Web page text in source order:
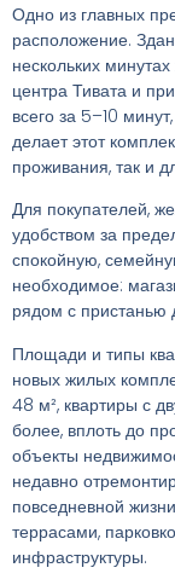
Одно из главных
расположение.
нескольких
центра Тивата и
всего за 5–10
делает этот
проживания, так и
Для покупателей,
удобством за
спокойную,
необходимое:
рядом с пристанью
Площади и типы
новых жилых
48 м², квартиры с
более, вплоть до
объекты
недавно
повседневной
террасами,
инфраструктуры.